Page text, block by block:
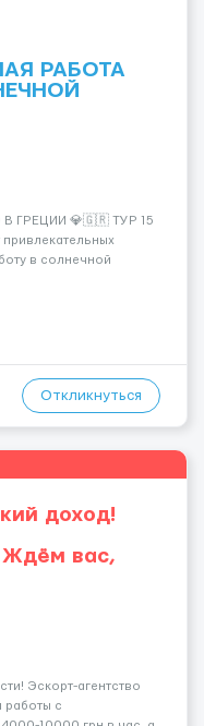
РАБОТА
ГРЕЦИИ 💎🇬🇷 ТУР 15
в солнечной
для тебя! 🔹
Откликнуться
доход!
Ждём вас,
Эскорт-агентство
работы с